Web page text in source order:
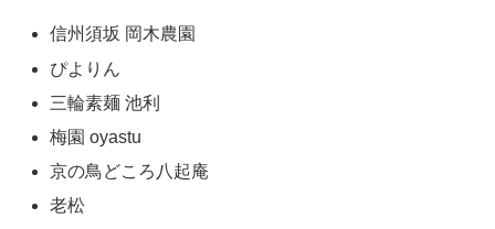
信州須坂 岡木農園
ぴよりん
三輪素麺 池利
梅園 oyastu
京の鳥どころ八起庵
老松